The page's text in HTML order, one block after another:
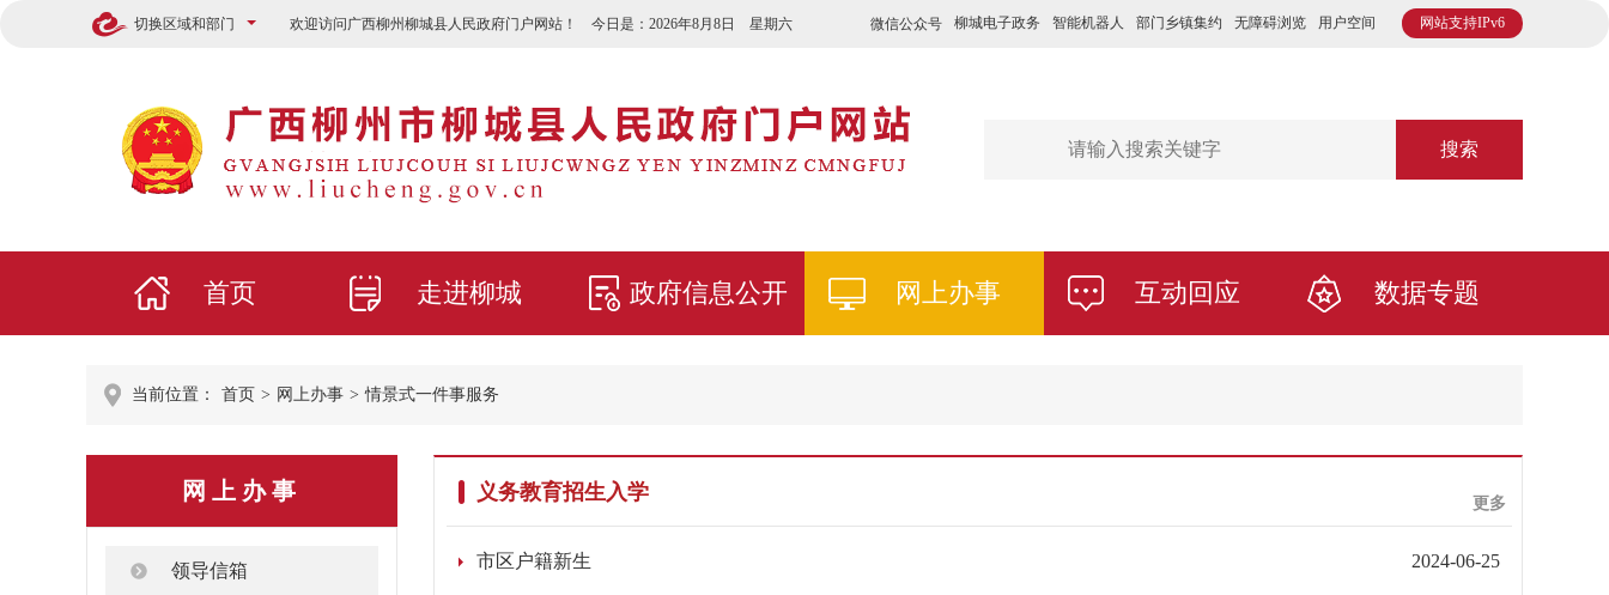
切换区域和部门 网站支持IPv6
微信公众号 柳城电子政务 智能机器人 部门乡镇集约 无障碍浏览 用户空间
欢迎访问广西柳州柳城县人民政府门户网站！ 今日是： 2026年8月8日 星期六
搜索
首页 走进柳城 政府信息公开 网上办事 互动回应 数据专题
当前位置： 首页 > 网上办事 > 情景式一件事服务
网上办事
领导信箱
义务教育招生入学 更多
2024-06-25
市区户籍新生